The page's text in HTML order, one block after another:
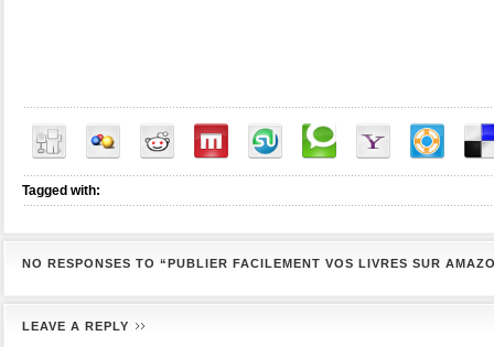
Tagged with:
NO RESPONSES TO “PUBLIER FACILEMENT VOS LIVRES SUR
LEAVE A REPLY